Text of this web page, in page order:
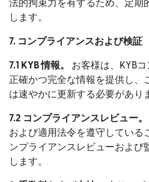
法的拘束力を有するため、定期
します。
7. コンプライアンスおよび検証
7.1 KYB 情報。
お客様は、KYB
正確かつ完全な情報を提供し、
は速やかに更新する必要があり
7.2 コンプライアンスレビュー。
および適用法令を遵守している
ンプライアンスレビューおよび
します。